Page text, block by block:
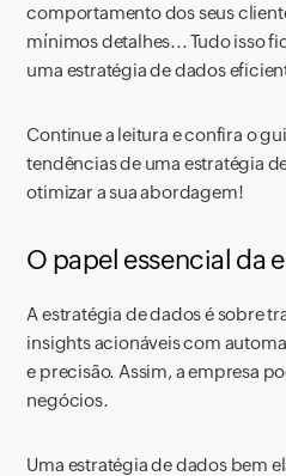
comportamento dos seus
mínimos detalhes... Tudo isso
uma estratégia de dados
Continue a leitura e confira o
tendências de uma estratégia
otimizar a sua abordagem!
O papel essencial da
A estratégia de dados é sobre
insights acionáveis com
e precisão. Assim, a empresa
negócios.
Uma estratégia de dados bem